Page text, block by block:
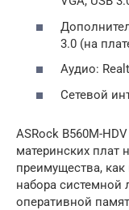
3.0 (на
Аудио:
Сетевой
ASRock B560M-
материнских плат
преимущества, как
набора системной
оперативной